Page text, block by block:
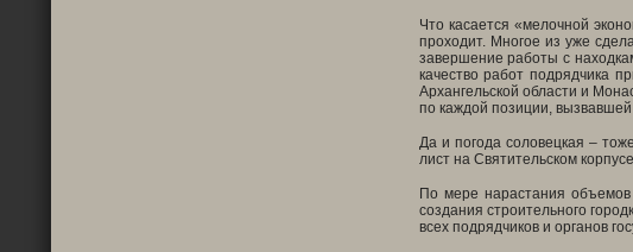
Что касается «мелочной
проходит. Многое из уже
завершение работы с
качество работ подрядчика
Архангельской области и
по каждой позиции,
Да и погода соловецкая –
лист на Святительском
По мере нарастания
создания строительного
всех подрядчиков и органов